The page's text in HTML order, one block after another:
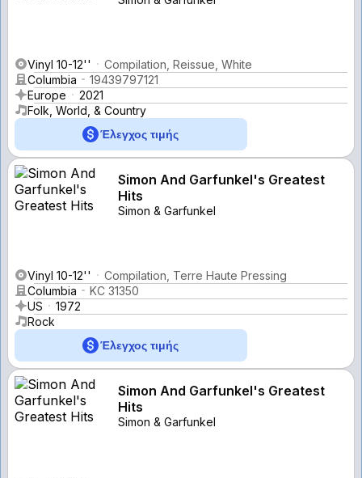
Vinyl 10-12''
Compilation, Reissue, White
Columbia
19439797121
Europe
2021
Folk, World, & Country
Έλεγχος τιμής
Simon And Garfunkel's Greatest
Hits
Simon & Garfunkel
Vinyl 10-12''
Compilation, Terre Haute Pressing
Columbia
KC 31350
US
1972
Rock
Έλεγχος τιμής
Simon And Garfunkel's Greatest
Hits
Simon & Garfunkel